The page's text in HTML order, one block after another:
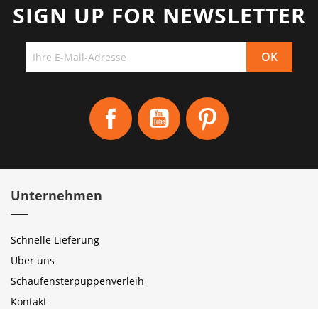
SIGN UP FOR NEWSLETTER
Facebook YouTube
Unternehmen
Schnelle Lieferung
Über uns
Schaufensterpuppenverleih
Kontakt